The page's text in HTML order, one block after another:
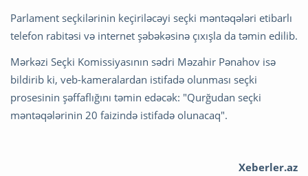
Parlament seçkilərinin keçiriləcəyi seçki məntəqələri etibarlı
telefon rabitəsi və internet şəbəkəsinə çıxışla da təmin edilib.
Mərkəzi Seçki Komissiyasının sədri Məzahir Pənahov isə
bildirib ki, veb-kameralardan istifadə olunması seçki
prosesinin şəffaflığını təmin edəcək: "Qurğudan seçki
məntəqələrinin 20 faizində istifadə olunacaq".
Xeberler.az